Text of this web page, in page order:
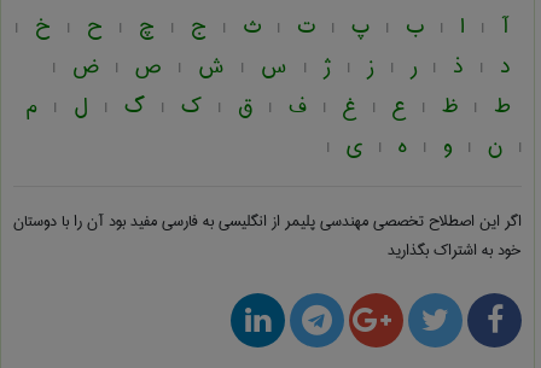
آ | ا | ب | پ | ت | ث | ج | چ | ح | خ |
د | ذ | ر | ز | ژ | س | ش | ص | ض |
ط | ظ | ع | غ | ف | ق | ک | گ | ل | م
| ن | و | ه | ی |
اگر این اصطلاح تخصصیمهندسی پليمر از انگلیسی به فارسیمفید بود آن را با دوستان
خود به اشتراک بگذارید